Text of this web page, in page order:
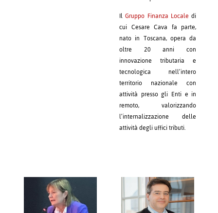
IlGruppo Finanza Locale di
cui Cesare Cava fa parte,
nato in Toscana, opera da
oltre 20 anni con
innovazione tributaria e
tecnologica nell’intero
territorio nazionale con
attività presso gli Enti e in
remoto, valorizzando
l’internalizzazione delle
attività degli uffici tributi.